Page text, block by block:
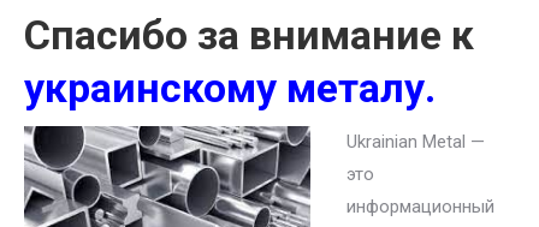
Спасибо за внимание к
украинскому металу.
Ukrainian Metal —
это
информационный